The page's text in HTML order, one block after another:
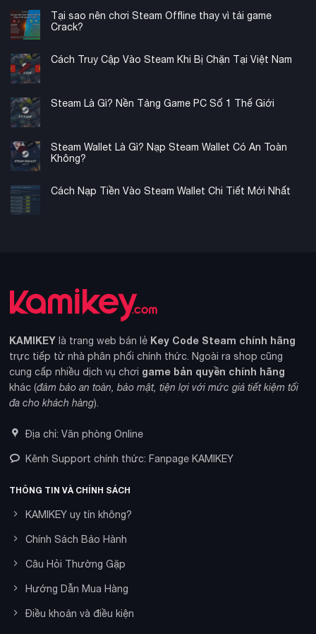
Tại sao nên chơi Steam Offline thay vì tải game
Crack?
Cách Truy Cập Vào Steam Khi Bị Chặn Tại Việt Nam
Steam Là Gì? Nền Tảng Game PC Số 1 Thế Giới
Steam Wallet Là Gì? Nạp Steam Wallet Có An Toàn
Không?
Cách Nạp Tiền Vào Steam Wallet Chi Tiết Mới Nhất
KAMIKEY là trang web bán lẻ Key Code Steam chính hãng
trực tiếp từ nhà phân phối chính thức. Ngoài ra shop cũng
cung cấp nhiều dịch vụ chơi game bản quyền chính hãng
khác (đảm bảo an toàn, bảo mật, tiện lợi với mức giá tiết kiệm tối
đa cho khách hàng).
Địa chỉ: Văn phòng Online
Kênh Support chính thức: Fanpage KAMIKEY
THÔNG TIN VÀ CHÍNH SÁCH
KAMIKEY uy tín không?
Chính Sách Bảo Hành
Câu Hỏi Thường Gặp
Hướng Dẫn Mua Hàng
Điều khoản và điều kiện